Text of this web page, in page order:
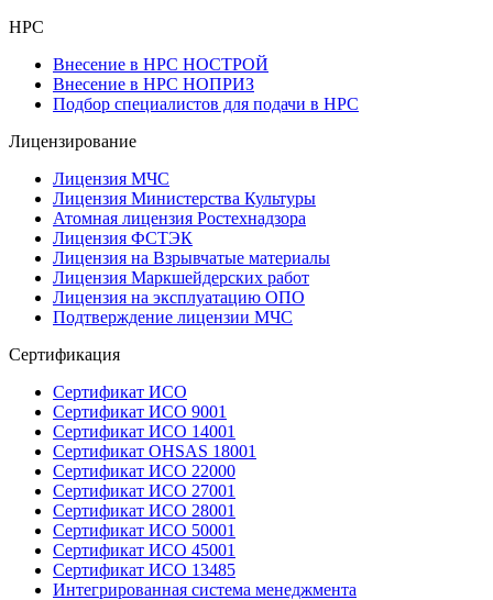
НРС
Внесение в НРС НОСТРОЙ
Внесение в НРС НОПРИЗ
Подбор специалистов для подачи в НРС
Лицензирование
Лицензия МЧС
Лицензия Министерства Культуры
Атомная лицензия Ростехнадзора
Лицензия ФСТЭК
Лицензия на Взрывчатые материалы
Лицензия Маркшейдерских работ
Лицензия на эксплуатацию ОПО
Подтверждение лицензии МЧС
Сертификация
Сертификат ИСО
Сертификат ИСО 9001
Сертификат ИСО 14001
Сертификат OHSAS 18001
Сертификат ИСО 22000
Сертификат ИСО 27001
Сертификат ИСО 28001
Сертификат ИСО 50001
Сертификат ИСО 45001
Сертификат ИСО 13485
Интегрированная система менеджмента